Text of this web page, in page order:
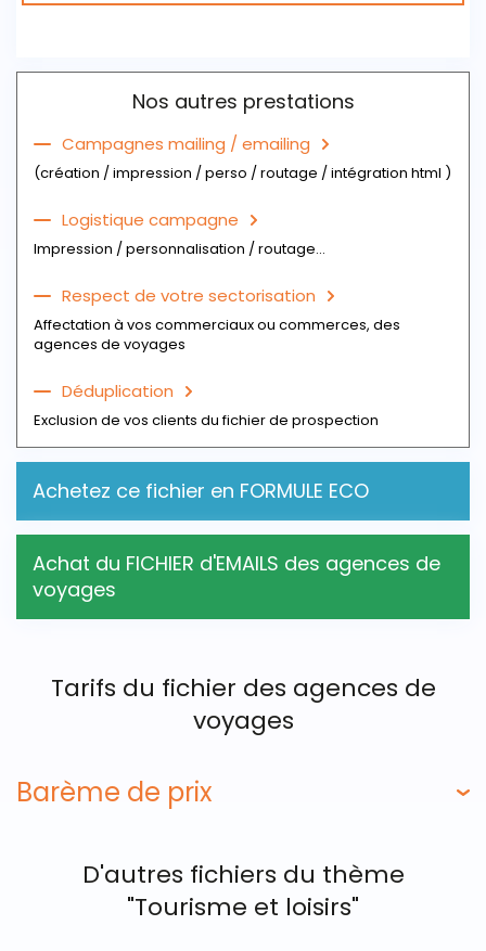
Nos autres prestations
Campagnes mailing / emailing
(création / impression / perso / routage / intégration html )
Logistique campagne
Impression / personnalisation / routage...
Respect de votre sectorisation
Affectation à vos commerciaux ou commerces, des
agences de voyages
Déduplication
Exclusion de vos clients du fichier de prospection
Achetez ce fichier en FORMULE ECO
Achat du FICHIER d'EMAILS des agences de
voyages
Tarifs du fichier des agences de
voyages
Barème de prix
D'autres fichiers du thème
"Tourisme et loisirs"